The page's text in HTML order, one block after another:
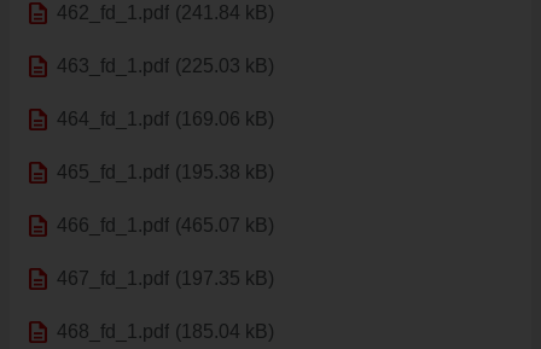
AKTUALITY
VAJNORSKÉ NOVINKY
ROZHLAS
ŠKOLSTVO - ŠKOLY
KULTÚRA
description 462_fd_1.pdf (241.84 kB)
description 463_fd_1.pdf (225.03 kB)
description 464_fd_1.pdf (169.06 kB)
description 465_fd_1.pdf (195.38 kB)
description 466_fd_1.pdf (465.07 kB)
description 467_fd_1.pdf (197.35 kB)
description 468_fd_1.pdf (185.04 kB)